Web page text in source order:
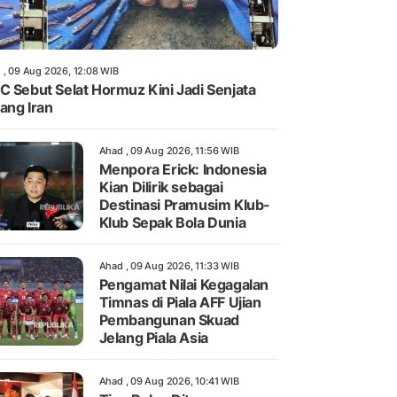
, 09 Aug 2026, 12:08 WIB
Sebut Selat Hormuz Kini Jadi Senjata
Iran
Ahad , 09 Aug 2026, 11:56 WIB
Menpora Erick: Indonesia
Kian Dilirik sebagai
Destinasi Pramusim Klub-
Klub Sepak Bola Dunia
Ahad , 09 Aug 2026, 11:33 WIB
Pengamat Nilai Kegagalan
Timnas di Piala AFF Ujian
Pembangunan Skuad
Jelang Piala Asia
Ahad , 09 Aug 2026, 10:41 WIB